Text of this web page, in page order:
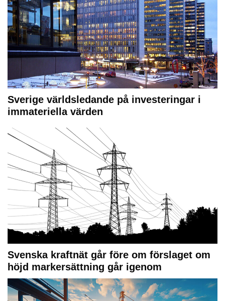
Sverige världsledande på investeringar i
immateriella värden
Svenska kraftnät går före om förslaget om
höjd markersättning går igenom